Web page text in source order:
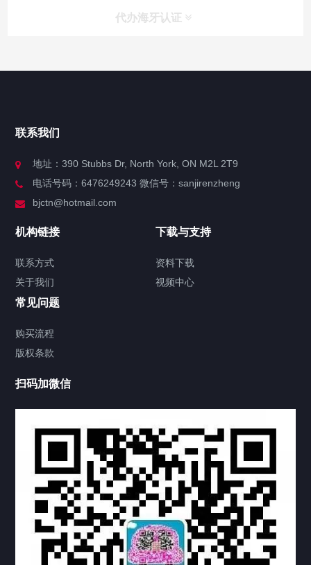
代办海牙认证
服务分类
签署类文件海牙认证程序费用
视频中心
热门标签 TAG
机构链接
联系方式 关于我们
下载与支持
资料下载 视频中心
联系我们
地址：390 Stubbs Dr, North York, ON M2L 2T9
电话号码：6476249243 微信号：sanjirenzheng
bjctn@hotmail.com
机构链接
联系方式
关于我们
下载与支持
资料下载
视频中心
常见问题
购买流程
版权条款
扫码加微信